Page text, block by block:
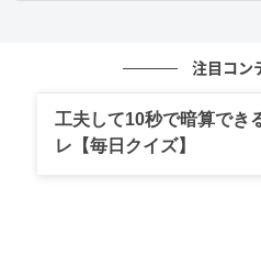
【魚座】週間タ
の記事をもっとみ
注目コン
工夫して10秒で暗算でき
レ【毎日クイズ】